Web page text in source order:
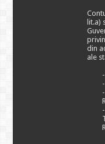
lit.a)
din
ale